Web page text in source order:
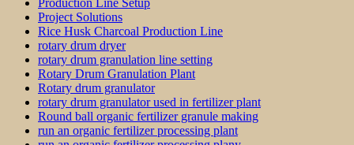
Project Solutions
Rice Husk Charcoal Production Line
rotary drum dryer
rotary drum granulation line setting
Rotary Drum Granulation Plant
Rotary drum granulator
rotary drum granulator used in fertilizer plant
Round ball organic fertilizer granule making
run an organic fertilizer processing plant